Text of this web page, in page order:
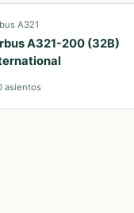
A321
A321-200 (32B)
asientos